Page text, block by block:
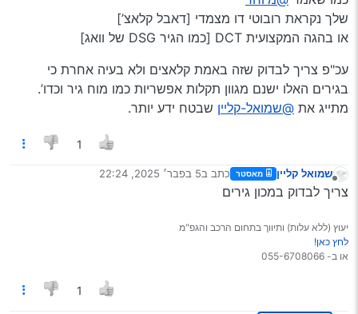
שלך נקראת רובוטי דו מצמדי [דאבל קלאצ’]
או בהגה המקצועית DCT [כמו הגיר DSG של וואג]
עכ"פ צריך לבדוק שזה באמת קלאצים ולא בעיה אחרת כי
בגירים האלו ישנם מגוון תקלות אפשריות כמו מוח גיר וכדו’.
מתייג את @שמואל-קליין שבטח ידע יותר.
1
מנותק
שמואל קליין מאסטר כתב ב5 בפבר׳ 2025, 22:24
נערך לאחרונה על ידי
צריך לבדוק במכון גירים
יעוץ (ללא עלות) ותיווך בתחום הרכב והגפ"מ
לחץ כאן!
או ב- 055-6708066
1